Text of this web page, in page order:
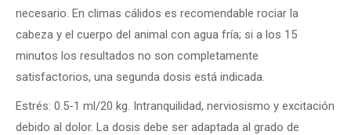
necesario. En climas cálidos es recomendable rociar la
cabeza y el cuerpo del animal con agua fría; si a los 15
minutos los resultados no son completamente
satisfactorios, una segunda dosis está indicada.
Estrés: 0.5-1 ml/20 kg. Intranquilidad, nerviosismo y excitación
debido al dolor. La dosis debe ser adaptada al grado de